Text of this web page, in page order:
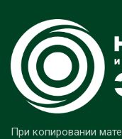
При копировании